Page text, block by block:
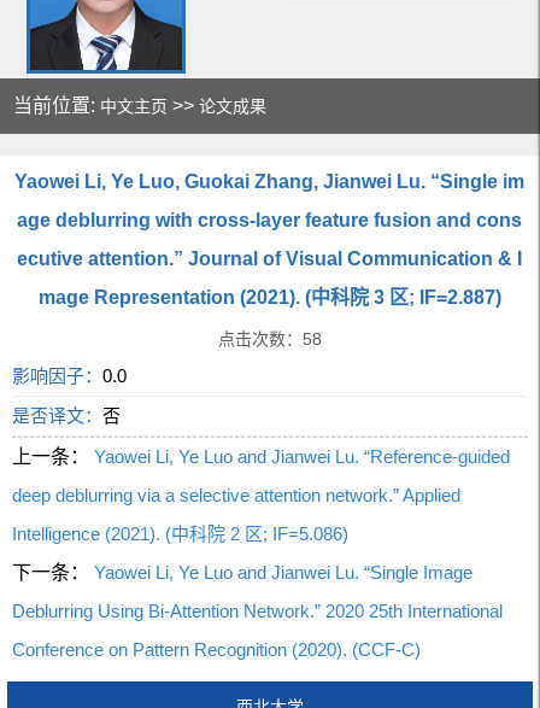
当前位置: 中文主页 >>论文成果
Yaowei Li, Ye Luo, Guokai Zhang, Jianwei Lu. “Single im
age deblurring with cross-layer feature fusion and cons
ecutive attention.” Journal of Visual Communication & I
mage Representation (2021). (中科院 3 区; IF=2.887)
点击次数： 58
影响因子：0.0
是否译文：否
上一条：
Yaowei Li, Ye Luo and Jianwei Lu. “Reference-guided
deep deblurring via a selective attention network.” Applied
Intelligence (2021). (中科院 2 区; IF=5.086)
下一条：
Yaowei Li, Ye Luo and Jianwei Lu. “Single Image
Deblurring Using Bi-Attention Network.” 2020 25th International
Conference on Pattern Recognition (2020). (CCF-C)